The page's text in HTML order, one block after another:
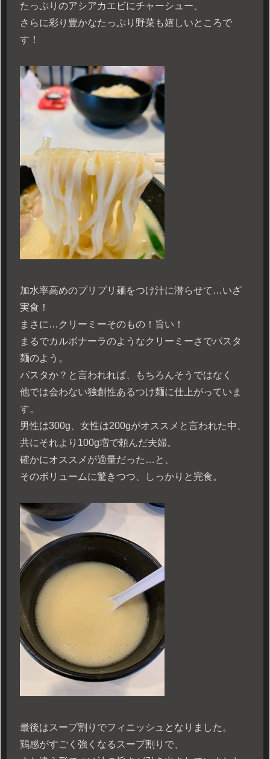
たっぷりのアシアカエビにチャーシュー、
さらに彩り豊かなたっぷり野菜も嬉しいところで
す！
加水率高めのプリプリ麺をつけ汁に潜らせて…いざ
実食！
まさに…クリーミーそのもの！旨い！
まるでカルボナーラのようなクリーミーさでパスタ
麺のよう。
パスタか？と言われれば、もちろんそうではなく
他では会わない独創性あるつけ麺に仕上がっていま
す。
男性は300g、女性は200gがオススメと言われた中、
共にそれより100g増で頼んだ夫婦。
確かにオススメが適量だった…と、
そのボリュームに驚きつつ、しっかりと完食。
最後はスープ割りでフィニッシュとなりました。
鶏感がすごく強くなるスープ割りで、